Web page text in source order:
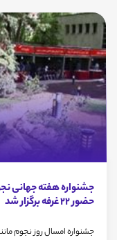
جشنواره هفته جهانی
حضور 22 غرفه برگزار شد
جشنواره امسال روز نجوم